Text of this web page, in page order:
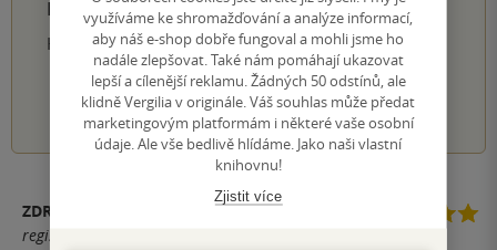
PŘIDEJTE SVÉ HODNOCENÍ PRODUKTU
Hodnocení našich knihkupců: 0.0 z 5
1 2 3 4 5
ZDRAVOTNÍK
registrovaný uživatel
využíváme ke shromažďování a analýze informací,
aby náš e-shop dobře fungoval a mohli jsme ho
nadále zlepšovat. Také nám pomáhají ukazovat
lepší a cílenější reklamu. Žádných 50 odstínů, ale
klidně Vergilia v originále. Váš souhlas může předat
marketingovým platformám i některé vaše osobní
údaje. Ale vše bedlivě hlídáme. Jako naši vlastní
knihovnu!
Zjistit více